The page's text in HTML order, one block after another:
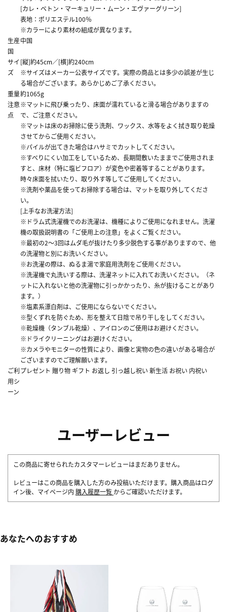
[カレ・ベトン・マーキュリー・ムーン・エヴァーグリーン]
表地：ポリエステル100％
※カラーにより素材の組成が異なります。
生産
国
中国
サイ
ズ
[縦]約45cm／[横]約240cm
※サイズはメーカー公表サイズです。実際の商品とは多少の誤差が生じ
る場合がございます。あらかじめご了承ください。
重量約1065g
注意
点
※マットに飛び乗ったり、床面が濡れていると滑る場合がありますの
で、ご注意ください。
※マットは床のお掃除に使う洗剤、ワックス、水等をよく拭き取り乾燥
させてからご使用ください。
※パイルが出てきた場合はハサミでカットしてください。
※すべりにくい加工をしているため、長期間敷いたままでご使用されま
すと、床材（特に塩ビフロア）が変色や密着等することがあります。
時々床面を拭いたり、取り外す等してご使用してください。
※洗剤や薬品を使ってお掃除する場合は、マットを取り外してくださ
い。
[上手なお洗濯方法]
※ドラム式洗濯機でのお洗濯は、機種によりご使用になれません。洗濯
機の取扱説明書の「ご使用上の注意」をよくご覧ください。
※最初の2～3回はムダ毛が抜けたり多少脱色する事がありますので、他
の洗濯物と別にお洗いください。
※お洗濯の際は、ぬるま湯で家庭用洗剤をご使用ください。
※洗濯機で丸洗いする際は、洗濯ネットに入れてお洗いください。（ネ
ットに入れないと他の洗濯物に引っかかったり、糸が抜けることがあり
ます。）
※塩素系漂白剤は、ご使用にならないでください。
※型くずれを防ぐため、形を整えて日陰で吊り干しをしてください。
※乾燥機（タンブル乾燥）、アイロンのご使用はお避けください。
※ドライクリーニングはお避けください。
※カメラやモニターの性質により、画像と実物の色の違いがある場合が
ございますのでご理解願います。
ご利
用シ
ーン
プレゼント 贈り物 ギフト お返し 引っ越し祝い 新生活 お祝い 内祝い
ユーザーレビュー
この商品に寄せられたカスタマーレビューはまだありません。
レビューはこの商品を購入した方のみ投稿いただけます。購入商品はログ
イン後、マイページ内 購入履歴一覧 からご確認いただけます。
あなたへのおすすめ